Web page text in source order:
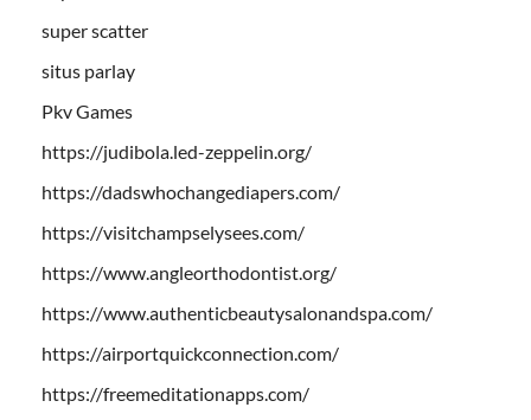
super scatter
situs parlay
Pkv Games
https://judibola.led-zeppelin.org/
https://dadswhochangediapers.com/
https://visitchampselysees.com/
https://www.angleorthodontist.org/
https://www.authenticbeautysalonandspa.com/
https://airportquickconnection.com/
https://freemeditationapps.com/